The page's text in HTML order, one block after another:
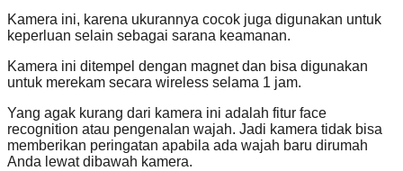
Kamera ini, karena ukurannya cocok juga digunakan untuk
keperluan selain sebagai sarana keamanan.
Kamera ini ditempel dengan magnet dan bisa digunakan
untuk merekam secara wireless selama 1 jam.
Yang agak kurang dari kamera ini adalah fitur face
recognition atau pengenalan wajah. Jadi kamera tidak bisa
memberikan peringatan apabila ada wajah baru dirumah
Anda lewat dibawah kamera.